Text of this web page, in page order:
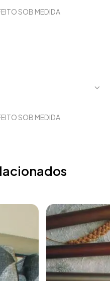
SOB MEDIDA
SOB MEDIDA